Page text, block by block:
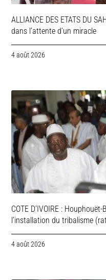
ALLIANCE DES ETATS DU
dans l’attente d’un miracle
4 août 2026
COTE D’IVOIRE :
l’installation du tribalisme
4 août 2026